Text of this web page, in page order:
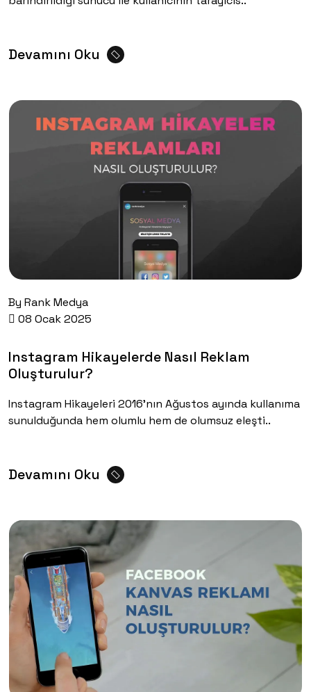
Devamını Oku
By Rank Medya
08 Ocak 2025
Instagram Hikayelerde Nasıl Reklam
Oluşturulur?
Instagram Hikayeleri 2016’nın Ağustos ayında kullanıma
sunulduğunda hem olumlu hem de olumsuz eleşti..
Devamını Oku